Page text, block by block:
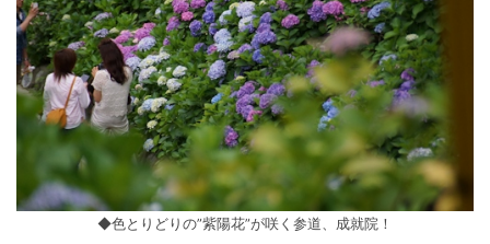
◆色とりどりの”紫陽花”が咲く参道、成就院！